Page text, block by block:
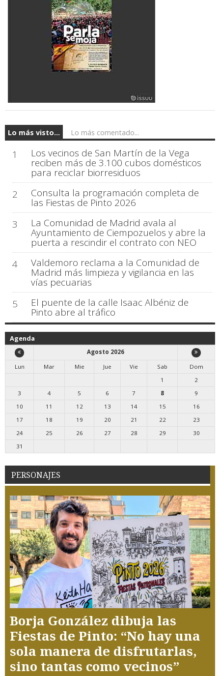
Lo más visto... Lo más comentado...
1 Los vecinos de San Martín de la Vega
reciben más de 3.100 cubos domésticos
para reciclar biorresiduos
2
Consulta la programación completa de
las Fiestas de Pinto 2026
3
La Comunidad de Madrid avala al
Ayuntamiento de Ciempozuelos y abre la
puerta a rescindir el contrato con NEO
4
Valdemoro reclama a la Comunidad de
Madrid más limpieza y vigilancia en las
vías pecuarias
5
El puente de la calle Isaac Albéniz de
Pinto abre al tráfico
Agenda
Agosto 2026
Lun
Mar Mie Jue Vie Sab
Dom
1
2
3
4 5 6 7 8
9
10
11 12 13 14 15
16
17
18 19 20 21 22
23
24
25 26 27 28 29
30
31
PERSONAJES
Borja González dibuja las
Fiestas de Pinto: “No hay una
sola manera de disfrutarlas,
sino tantas como vecinos”